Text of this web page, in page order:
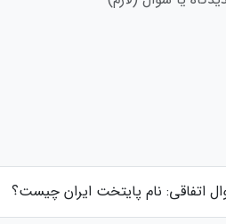
اتفاقی: نام پایتخت ایران چیست؟